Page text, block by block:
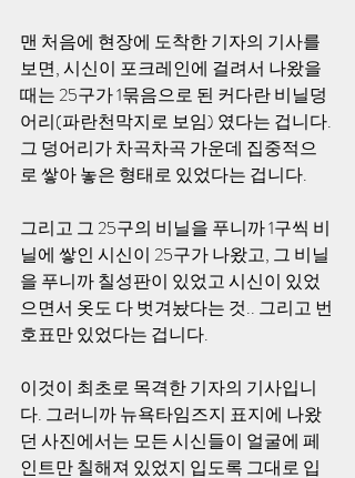
맨 처음에 현장에 도착한 기자의 기사를
보면, 시신이 포크레인에 걸려서 나왔을
때는 25구가 1묶음으로 된 커다란 비닐덩
어리(파란천막지로 보임) 였다는 겁니다.
그 덩어리가 차곡차곡 가운데 집중적으
로 쌓아 놓은 형태로 있었다는 겁니다.
그리고 그 25구의 비닐을 푸니까 1구씩 비
닐에 쌓인 시신이 25구가 나왔고, 그 비닐
을 푸니까 칠성판이 있었고 시신이 있었
으면서 옷도 다 벗겨놨다는 것.. 그리고 번
호표만 있었다는 겁니다.
이것이 최초로 목격한 기자의 기사입니
다. 그러니까 뉴욕타임즈지 표지에 나왔
던 사진에서는 모든 시신들이 얼굴에 페
인트만 칠해져 있었지 입도록 그대로 입